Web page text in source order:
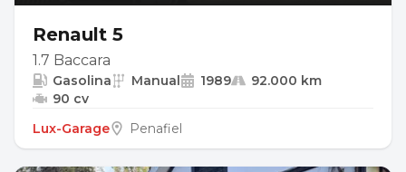
Renault 5
1.7 Baccara
Gasolina Manual 1989
92.000 km
90 cv
Lux-Garage
Penafiel